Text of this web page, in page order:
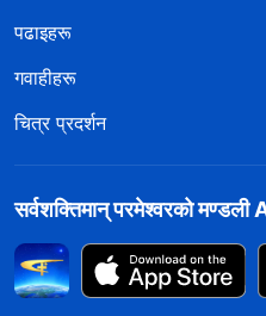
पढाइहरू
गवाहीहरू
चित्र प्रदर्शन
सर्वशक्तिमान्‌ परमेश्‍वरको मण्डली